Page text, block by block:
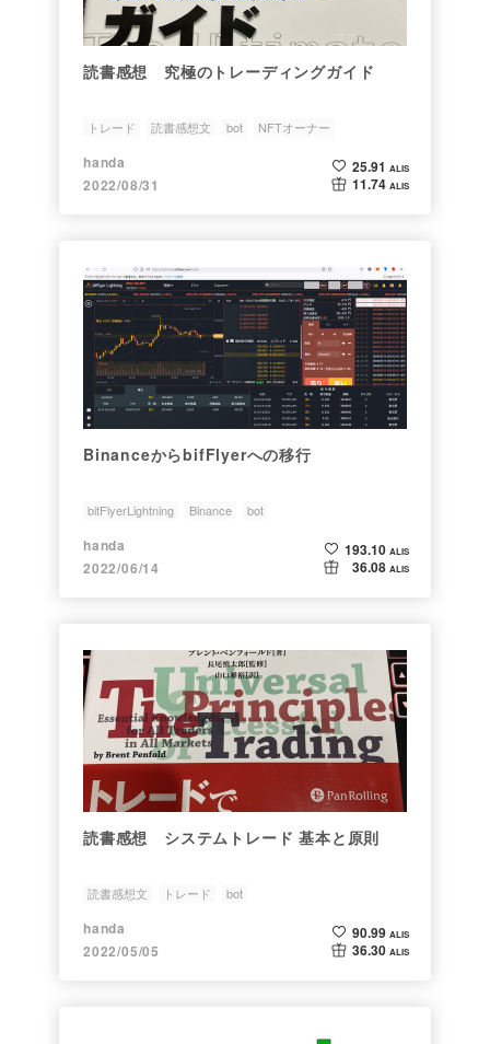
読書感想 究極のトレーディングガイド
トレード 読書感想文 bot NFTオーナー
handa
2022/08/31
25.91 ALIS
11.74 ALIS
BinanceからbifFlyerへの移行
bitFlyerLightning Binance bot
handa
2022/06/14
193.10 ALIS
36.08 ALIS
読書感想 システムトレード 基本と原則
読書感想文 トレード bot
handa
2022/05/05
90.99 ALIS
36.30 ALIS